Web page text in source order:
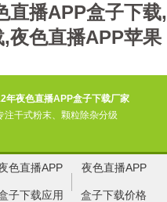
直播APP盒子下载,
夜色直播APP苹果
年夜色直播APP盒子下载厂家
注干式粉末、颗粒除杂分级
色直播APP
子下载应用
夜色直播APP
盒子下载价格